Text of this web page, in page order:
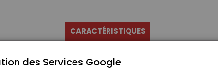
CARACTÉRISTIQUES
des Services Google